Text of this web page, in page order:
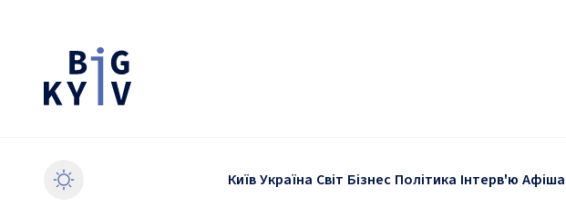
КиївУкраїна Світ Бізнес Політика Інтерв'ю Афіша